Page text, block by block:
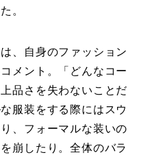
。
、自身のファッション
メント。「どんなコー
品さを失わないことだ
服装をする際にはスウ
、フォーマルな装いの
崩したり。全体のバラ